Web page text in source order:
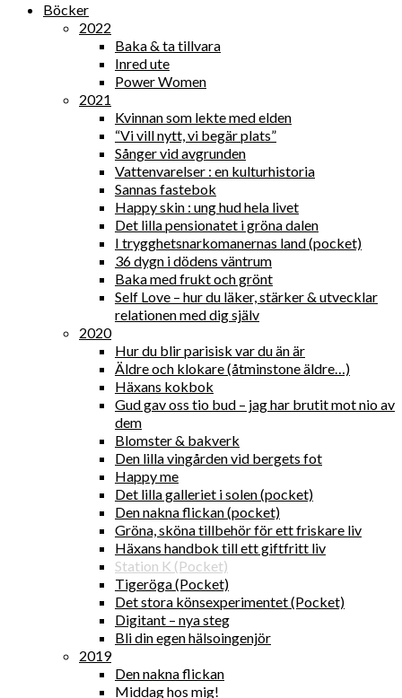
Böcker
2022
Baka & ta tillvara
Inred ute
Power Women
2021
Kvinnan som lekte med elden
“Vi vill nytt, vi begär plats”
Sånger vid avgrunden
Vattenvarelser : en kulturhistoria
Sannas fastebok
Happy skin : ung hud hela livet
Det lilla pensionatet i gröna dalen
I trygghetsnarkomanernas land (pocket)
36 dygn i dödens väntrum
Baka med frukt och grönt
Self Love – hur du läker, stärker & utvecklar
relationen med dig själv
2020
Hur du blir parisisk var du än är
Äldre och klokare (åtminstone äldre…)
Häxans kokbok
Gud gav oss tio bud – jag har brutit mot nio av
dem
Blomster & bakverk
Den lilla vingården vid bergets fot
Happy me
Det lilla galleriet i solen (pocket)
Den nakna flickan (pocket)
Gröna, sköna tillbehör för ett friskare liv
Häxans handbok till ett giftfritt liv
Station K (Pocket)
Tigeröga (Pocket)
Det stora könsexperimentet (Pocket)
Digitant – nya steg
Bli din egen hälsoingenjör
2019
Den nakna flickan
Middag hos mig!